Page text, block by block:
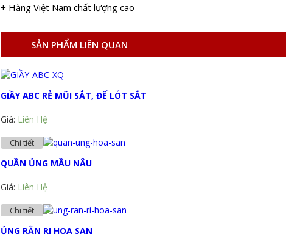
+ Hàng Việt Nam chất lượng cao
SẢN PHẨM LIÊN QUAN
GIẦY ABC RẺ MŨI SẮT, ĐẾ LÓT SẮT
Giá: Liên Hệ
Chi tiết
QUẦN ỦNG MẦU NÂU
Giá: Liên Hệ
Chi tiết
ỦNG RẰN RI HOA SAN